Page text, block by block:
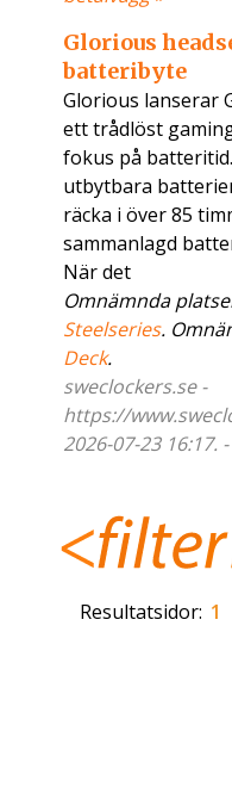
Glorious
batteribyte
Glorious lanserar
ett trådlöst
fokus på
utbytbara
räcka i över 85
sammanlagd
När det
Omnämnda
Steelseries.
Deck.
sweclockers.se -
https://
2026-07-23 16:17. -
Resultatsidor: 1